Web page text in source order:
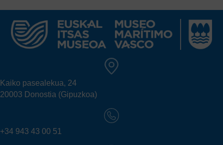
Kaiko pasealekua, 24
20003 Donostia (Gipuzkoa)
+34 943 43 00 51